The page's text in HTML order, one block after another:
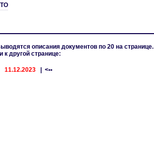
описания документов по 20 на странице.
к другой странице:
11.12.2023 | <••